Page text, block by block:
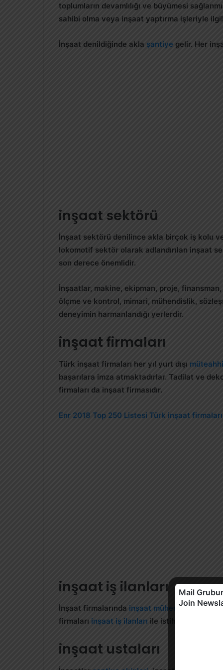
toplumların devamlılığı ve büyümesi
sahibi olma veya inşaat yaptırma işleriyle
İnşaat denildiğinde akla şantiye gelir. Her
inşaat sektörü
İnşaat sektörü denilince akla birçok iş kolu
lokomotif sektör olarak adlandırılan inşaat
son derece önemlidir.
İnşaatlar, makine, ekipman, proje,
ölçme ve kontrol, mimari, mühendislik,
deneyimin harmanlandığı yerlerdir.
inşaat firmaları
Türk inşaat firmaları her yıl yurt dışı
başarılara imza atmaktadırlar. Tadilat ve
firmaları da inşaat firmasıdır.
Enr 2018 Top 250 Listesi Türk inşaat firmaları
inşaat iş ilanları
İnşaat firmalarında inşaat mühendisleribaşta
firmaları inşaat iş ilanları ile istihdama destek
inşaat ustaları
Mail
Join